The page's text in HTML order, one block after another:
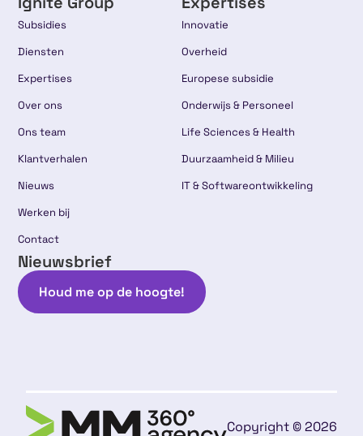
Subsidies
Diensten
Expertises
Over ons
Ons team
Klantverhalen
Nieuws
Werken bij
Contact
Innovatie
Overheid
Europese subsidie
Onderwijs & Personeel
Life Sciences & Health
Duurzaamheid & Milieu
IT & Softwareontwikkeling
Nieuwsbrief
Houd me op de hoogte!
Copyright © 2026